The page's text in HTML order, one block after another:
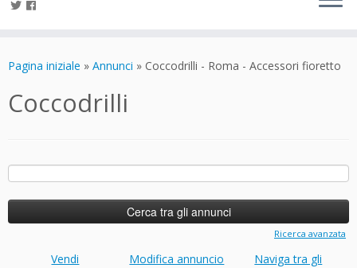
Pagina iniziale » Annunci » Coccodrilli - Roma - Accessori fioretto
Coccodrilli
Ricerca
Ricerca avanzata
Vendi Modifica annuncio
Naviga tra gli